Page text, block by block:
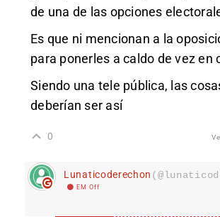
de una de las opciones
Es que ni mencionan a la
para ponerles a caldo de vez en
Siendo una tele pública, las
deberían ser así
0
Lunaticoderechon
EM Off